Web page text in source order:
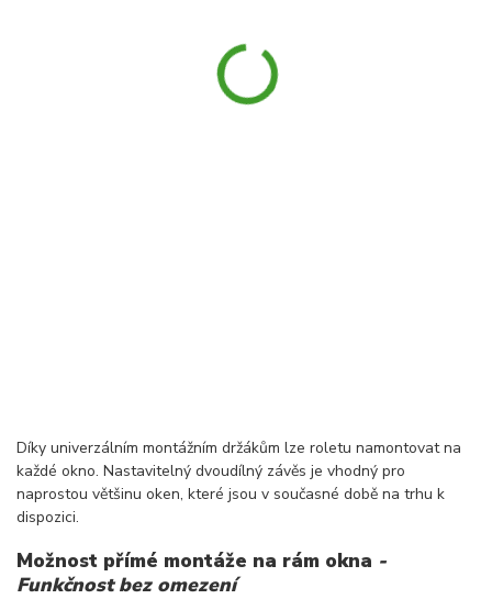
Díky univerzálním montážním držákům lze roletu namontovat na
každé okno. Nastavitelný dvoudílný závěs je vhodný pro
naprostou většinu oken, které jsou v současné době na trhu k
dispozici.
Možnost přímé montáže na rám okna -
Funkčnost bez omezení